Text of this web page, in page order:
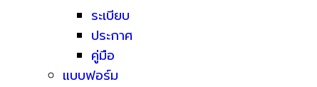
ระเบียบ
ประกาศ
คู่มือ
แบบฟอร์ม